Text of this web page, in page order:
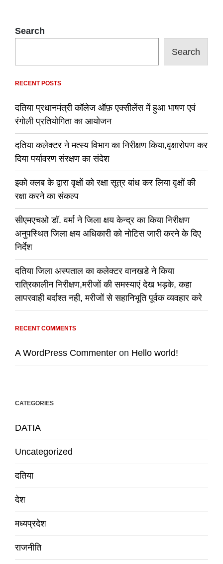
Search
Search
RECENT POSTS
दतिया प्रधानमंत्री कॉलेज ऑफ़ एक्सीलेंस में हुआ भाषण एवं
रंगोली प्रतियोगिता का आयोजन
दतिया कलेक्टर ने मत्स्य विभाग का निरीक्षण किया,वृक्षारोपण कर
दिया पर्यावरण संरक्षण का संदेश
इको क्लब के द्वारा वृक्षों को रक्षा सूत्र बांध कर लिया वृक्षों की
रक्षा करने का संकल्प
सीएमएचओ डॉ. वर्मा ने जिला क्षय केन्द्र का किया निरीक्षण
अनुपस्थित जिला क्षय अधिकारी को नोटिस जारी करने के दिए
निर्देश
दतिया जिला अस्पताल का कलेक्टर वानखडे ने किया
रात्रिकालीन निरीक्षण,मरीजों की समस्याएं देख भड़के, कहा
लापरवाही बर्दाश्त नही, मरीजों से सहानिभूति पूर्वक व्यवहार करे
RECENT COMMENTS
A WordPress Commenter on Hello world!
CATEGORIES
DATIA
Uncategorized
दतिया
देश
मध्यप्रदेश
राजनीति